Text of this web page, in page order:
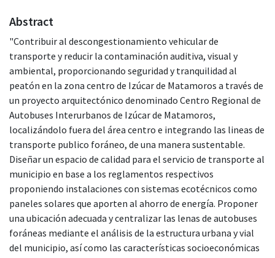
Abstract
"Contribuir al descongestionamiento vehicular de
transporte y reducir la contaminación auditiva, visual y
ambiental, proporcionando seguridad y tranquilidad al
peatón en la zona centro de Izúcar de Matamoros a través de
un proyecto arquitectónico denominado Centro Regional de
Autobuses Interurbanos de Izúcar de Matamoros,
localizándolo fuera del área centro e integrando las lineas de
transporte publico foráneo, de una manera sustentable.
Diseñar un espacio de calidad para el servicio de transporte al
municipio en base a los reglamentos respectivos
proponiendo instalaciones con sistemas ecotécnicos como
paneles solares que aporten al ahorro de energía. Proponer
una ubicación adecuada y centralizar las lenas de autobuses
foráneas mediante el análisis de la estructura urbana y vial
del municipio, así como las características socioeconómicas